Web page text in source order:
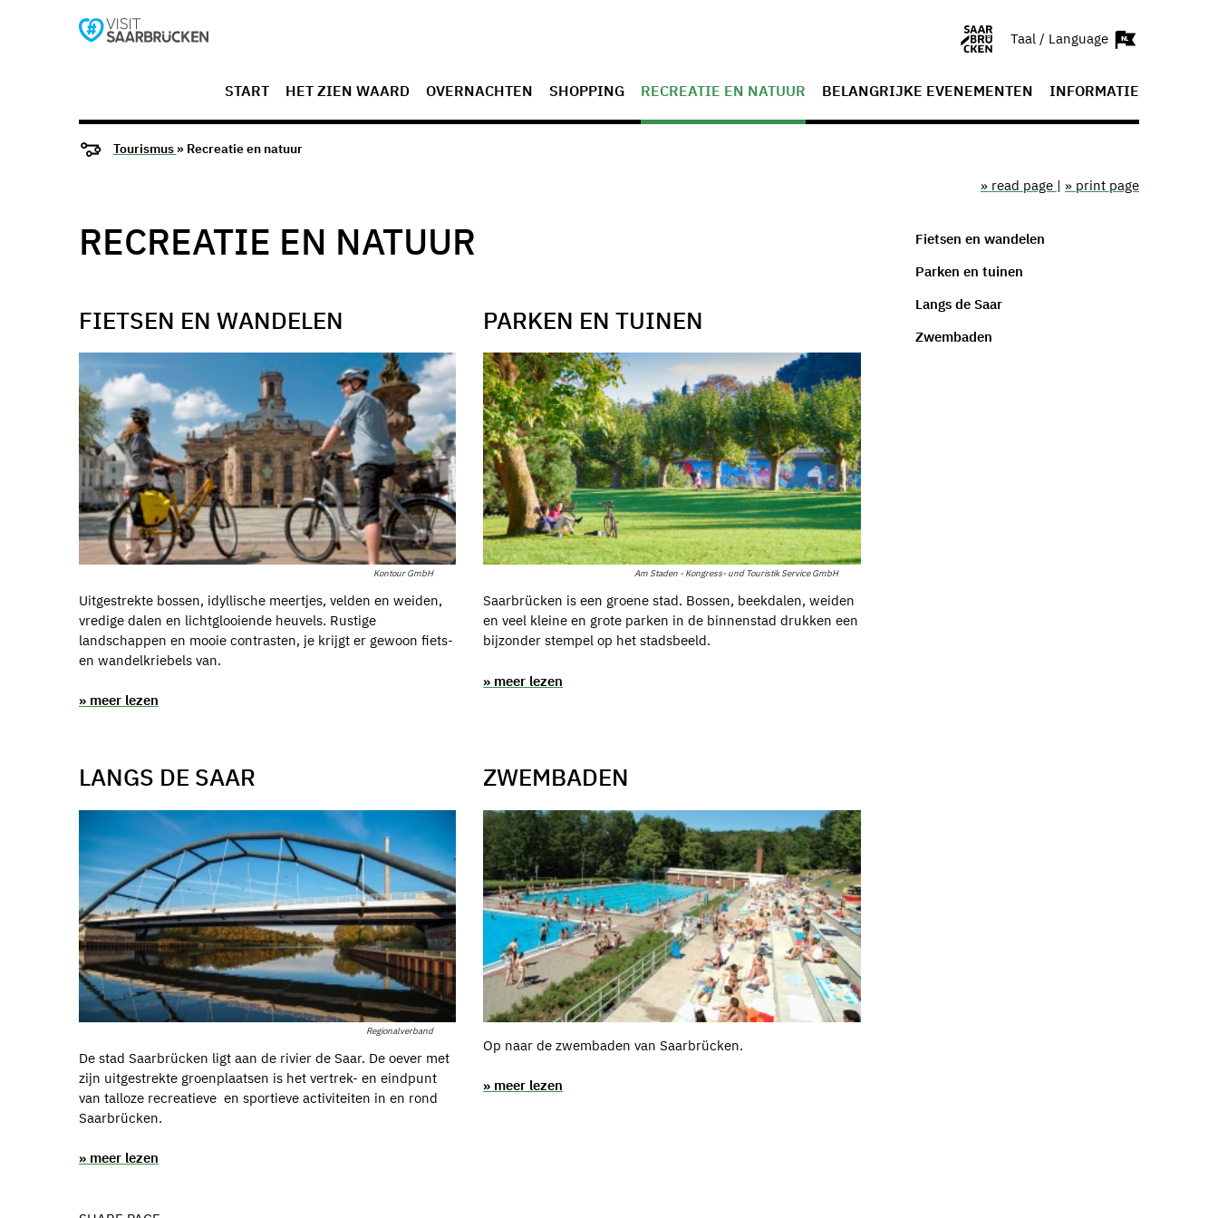
Taal / Language
START HET ZIEN WAARD OVERNACHTEN SHOPPING RECREATIE EN NATUUR BELANGRIJKE EVENEMENTEN INFORMATIE
Tourismus » Recreatie en natuur
» read page | » print page
RECREATIE EN NATUUR
FIETSEN EN WANDELEN
Kontour GmbH
Uitgestrekte bossen, idyllische meertjes, velden en weiden,
vredige dalen en lichtglooiende heuvels. Rustige
landschappen en mooie contrasten, je krijgt er gewoon fiets-
en wandelkriebels van.
» meer lezen
PARKEN EN TUINEN
Am Staden - Kongress- und Touristik Service GmbH
Saarbrücken is een groene stad. Bossen, beekdalen, weiden
en veel kleine en grote parken in de binnenstad drukken een
bijzonder stempel op het stadsbeeld.
» meer lezen
LANGS DE SAAR
Regionalverband
De stad Saarbrücken ligt aan de rivier de Saar. De oever met
zijn uitgestrekte groenplaatsen is het vertrek- en eindpunt
van talloze recreatieve en sportieve activiteiten in en rond
Saarbrücken.
» meer lezen
ZWEMBADEN
Op naar de zwembaden van Saarbrücken.
» meer lezen
Fietsen en wandelen
Parken en tuinen
Langs de Saar
Zwembaden